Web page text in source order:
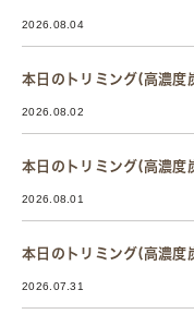
2026.08.04
本日のトリミング(高濃度
2026.08.02
本日のトリミング(高濃度
2026.08.01
本日のトリミング(高濃度
2026.07.31